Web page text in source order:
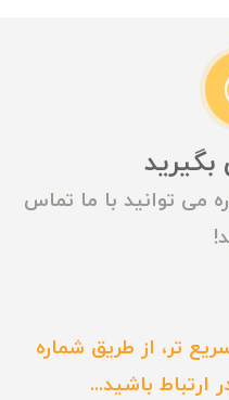
می توانید با ما تماس
تر، از طریق شماره
ارتباط باشید...